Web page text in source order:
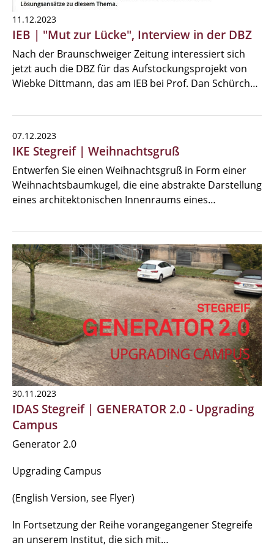
11.12.2023
IEB | "Mut zur Lücke", Interview in der DBZ
Nach der Braunschweiger Zeitung interessiert sich
jetzt auch die DBZ für das Aufstockungsprojekt von
Wiebke Dittmann, das am IEB bei Prof. Dan Schürch…
07.12.2023
IKE Stegreif | Weihnachtsgruß
Entwerfen Sie einen Weihnachtsgruß in Form einer
Weihnachtsbaumkugel, die eine abstrakte Darstellung
eines architektonischen Innenraums eines…
30.11.2023
IDAS Stegreif | GENERATOR 2.0 - Upgrading
Campus
Generator 2.0
Upgrading Campus
(English Version, see Flyer)
In Fortsetzung der Reihe vorangegangener Stegreife
an unserem Institut, die sich mit…